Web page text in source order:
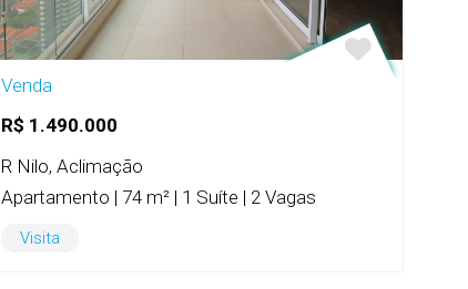
Venda
R$ 1.490.000
R Nilo, Aclimação
Apartamento | 74 m² | 1 Suíte | 2 Vagas
Visita